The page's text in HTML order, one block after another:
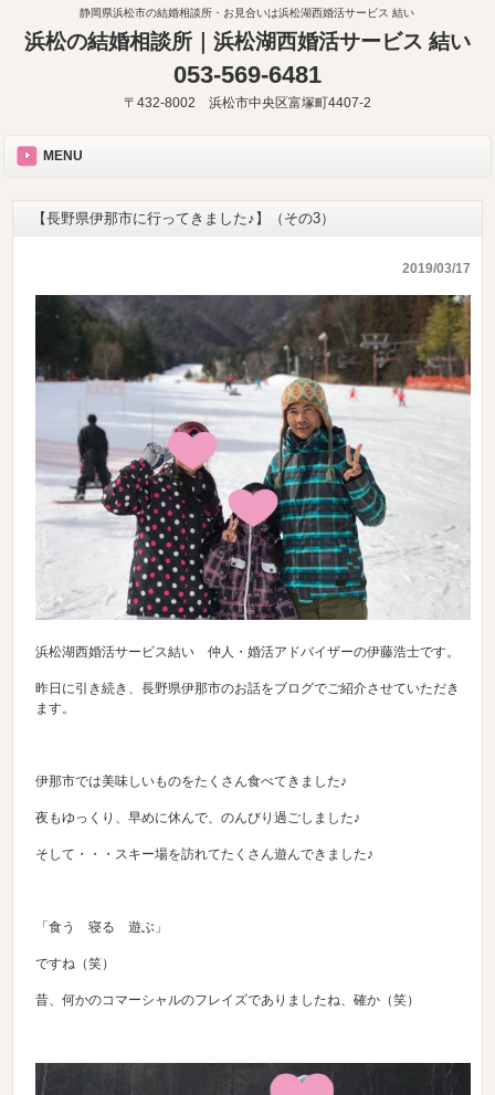
静岡県浜松市の結婚相談所・お見合いは浜松湖西婚活サービス 結い
浜松の結婚相談所｜浜松湖西婚活サービス 結い
053-569-6481
〒432-8002 浜松市中央区富塚町4407-2
MENU
【長野県伊那市に行ってきました♪】（その3）
2019/03/17
浜松湖西婚活サービス結い 仲人・婚活アドバイザーの伊藤浩士です。
昨日に引き続き、長野県伊那市のお話をブログでご紹介させていただき
ます。
伊那市では美味しいものをたくさん食べてきました♪
夜もゆっくり、早めに休んで、のんびり過ごしました♪
そして・・・スキー場を訪れてたくさん遊んできました♪
「食う 寝る 遊ぶ」
ですね（笑）
昔、何かのコマーシャルのフレイズでありましたね、確か（笑）